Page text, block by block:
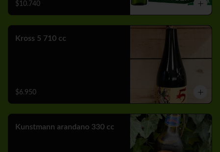
$10.740
Kross 5 710 cc
$6.950
Kunstmann arandano 330 cc